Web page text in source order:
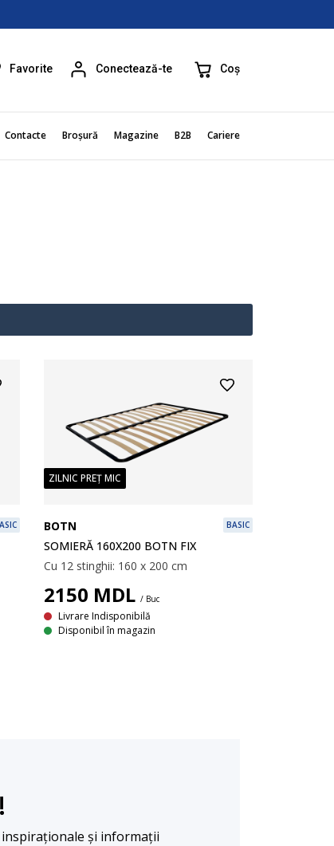
Favorite Conectează-te Coș
Contacte Broșură Magazine B2B Cariere
ZILNIC PREȚ MIC
BOTN BASIC
SOMIERĂ 160X200 BOTN FIX
Cu 12 stinghii: 160 x 200 cm
2150 MDL / Buc
Livrare Indisponibilă
Disponibil în magazin
inspiraționale și informații